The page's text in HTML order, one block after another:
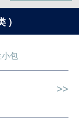
)
包
>>